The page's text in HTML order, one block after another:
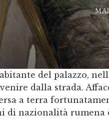
del palazzo,
dalla strada.
a terra
di nazionalità rumena